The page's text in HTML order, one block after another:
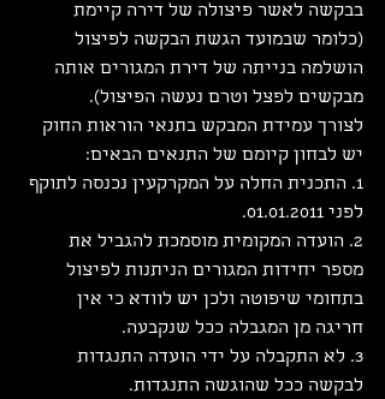
בבקשה לאשר פיצולה של דירה קיימת
(כלומר שבמועד הגשת הבקשה לפיצול
הושלמה בנייתה של דירת המגורים אותה
מבקשים לפצל וטרם נעשה הפיצול).
לצורך עמידת המבקש בתנאי הוראות החוק
יש לבחון קיומם של התנאים הבאים:
1. התכנית החלה על המקרקעין נכנסה לתוקף
לפני 01.01.2011.
2. הועדה המקומית מוסמכת להגביל את
מספר יחידות המגורים הניתנות לפיצול
בתחומי שיפוטה ולכן יש לוודא כי אין
חריגה מן המגבלה ככל שנקבעה.
3. לא התקבלה על ידי הועדה התנגדות
לבקשה ככל שהוגשה התנגדות.